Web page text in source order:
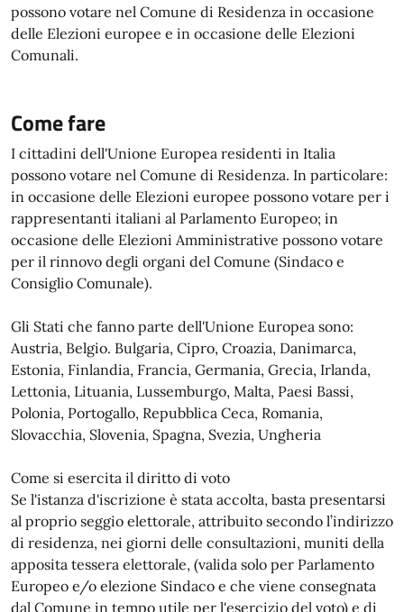
possono votare nel Comune di Residenza in occasione
delle Elezioni europee e in occasione delle Elezioni
Comunali.
Come fare
I cittadini dell'Unione Europea residenti in Italia
possono votare nel Comune di Residenza. In particolare:
in occasione delle Elezioni europee possono votare per i
rappresentanti italiani al Parlamento Europeo; in
occasione delle Elezioni Amministrative possono votare
per il rinnovo degli organi del Comune (Sindaco e
Consiglio Comunale).
Gli Stati che fanno parte dell'Unione Europea sono:
Austria, Belgio. Bulgaria, Cipro, Croazia, Danimarca,
Estonia, Finlandia, Francia, Germania, Grecia, Irlanda,
Lettonia, Lituania, Lussemburgo, Malta, Paesi Bassi,
Polonia, Portogallo, Repubblica Ceca, Romania,
Slovacchia, Slovenia, Spagna, Svezia, Ungheria
Come si esercita il diritto di voto
Se l'istanza d'iscrizione è stata accolta, basta presentarsi
al proprio seggio elettorale, attribuito secondo l’indirizzo
di residenza, nei giorni delle consultazioni, muniti della
apposita tessera elettorale, (valida solo per Parlamento
Europeo e/o elezione Sindaco e che viene consegnata
dal Comune in tempo utile per l'esercizio del voto) e di